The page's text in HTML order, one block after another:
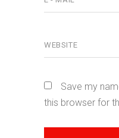
Save my
this browser for